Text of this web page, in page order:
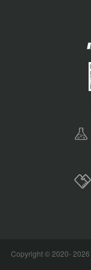
Copyright © 2020- 2026